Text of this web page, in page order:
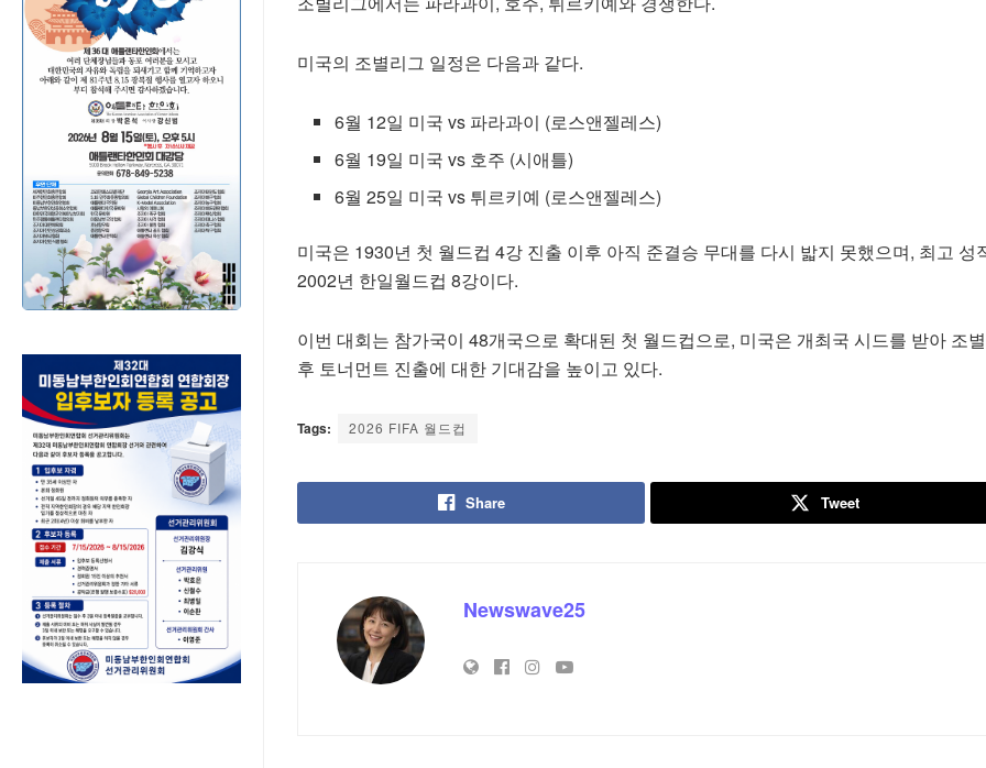
미국의 조별리그 일정은 다음과 같다.
6월 12일 미국 vs 파라과이 (로스앤젤레스)
6월 19일 미국 vs 호주 (시애틀)
6월 25일 미국 vs 튀르키예 (로스앤젤레스)
미국은 1930년 첫 월드컵 4강 진출 이후 아직 준결승 무대를 다시 밟지 못했으며, 최고 성
2002년 한일월드컵 8강이다.
이번 대회는 참가국이 48개국으로 확대된 첫 월드컵으로, 미국은 개최국 시드를 받아 조
후 토너먼트 진출에 대한 기대감을 높이고 있다.
Tags: 2026 FIFA 월드컵
Share Tweet
Newswave25